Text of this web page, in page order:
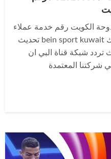
الكويت رقم خدمة عملاء
بين سبورت الكويت تجديد اشتراك bein sport kuwait تحديث
شبكة قناة البي ان
شركتنا المعتمدة